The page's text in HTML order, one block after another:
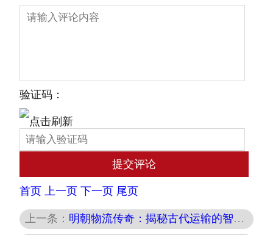
验证码：
首页 上一页 下一页 尾页
上一条： 明朝物流传奇：揭秘古代运输的智慧与挑战